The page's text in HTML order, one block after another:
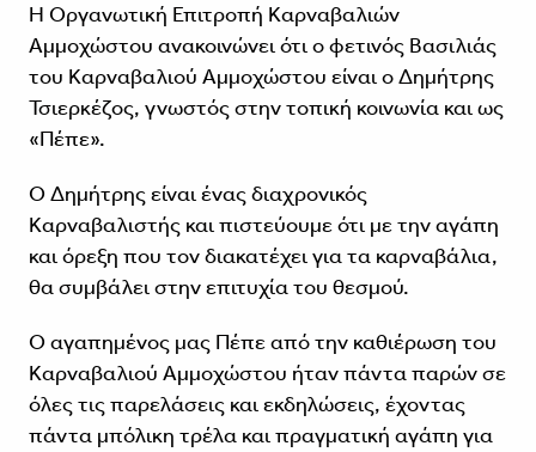
Η Οργανωτική Επιτροπή Καρναβαλιών
Αμμοχώστου ανακοινώνει ότι ο φετινός Βασιλιάς
του Καρναβαλιού Αμμοχώστου είναι ο Δημήτρης
Τσιερκέζος, γνωστός στην τοπική κοινωνία και ως
«Πέπε».
Ο Δημήτρης είναι ένας διαχρονικός
Καρναβαλιστής και πιστεύουμε ότι με την αγάπη
και όρεξη που τον διακατέχει για τα καρναβάλια,
θα συμβάλει στην επιτυχία του θεσμού.
Ο αγαπημένος μας Πέπε από την καθιέρωση του
Καρναβαλιού Αμμοχώστου ήταν πάντα παρών σε
όλες τις παρελάσεις και εκδηλώσεις, έχοντας
πάντα μπόλικη τρέλα και πραγματική αγάπη για